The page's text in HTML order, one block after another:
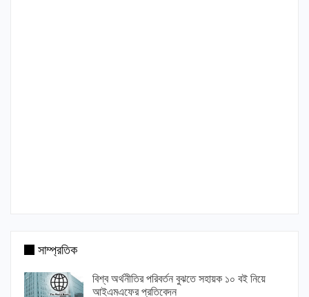
সাম্প্রতিক
বিশ্ব অর্থনীতির পরিবর্তন বুঝতে সহায়ক ১০ বই নিয়ে
আইএমএফের প্রতিবেদন